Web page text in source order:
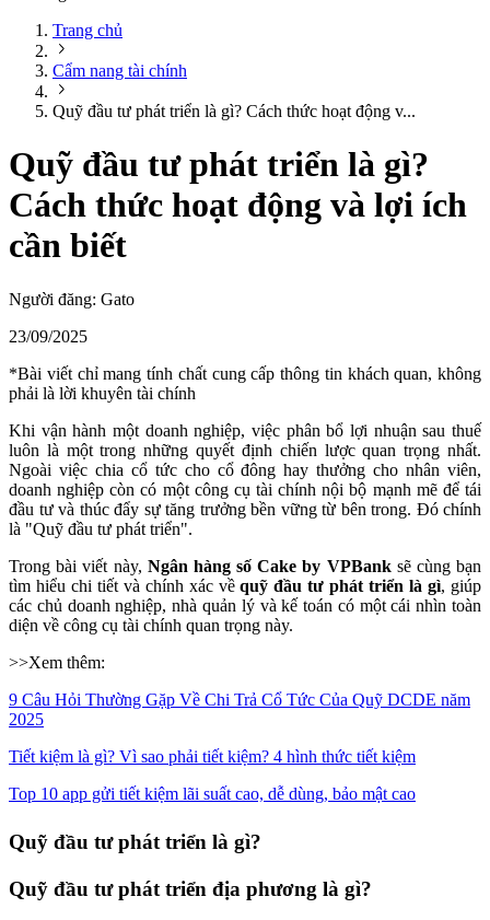
Trang chủ
Cẩm nang tài chính
Quỹ đầu tư phát triển là gì? Cách thức hoạt động v...
Quỹ đầu tư phát triển là gì?
Cách thức hoạt động và lợi ích
cần biết
Người đăng: Gato
23/09/2025
*Bài viết chỉ mang tính chất cung cấp thông tin khách quan, không
phải là lời khuyên tài chính
Khi vận hành một doanh nghiệp, việc phân bổ lợi nhuận sau thuế
luôn là một trong những quyết định chiến lược quan trọng nhất.
Ngoài việc chia cổ tức cho cổ đông hay thưởng cho nhân viên,
doanh nghiệp còn có một công cụ tài chính nội bộ mạnh mẽ để tái
đầu tư và thúc đẩy sự tăng trưởng bền vững từ bên trong. Đó chính
là "Quỹ đầu tư phát triển".
Trong bài viết này, Ngân hàng số Cake by VPBank sẽ cùng bạn
tìm hiểu chi tiết và chính xác vềquỹ đầu tư phát triển là gì, giúp
các chủ doanh nghiệp, nhà quản lý và kế toán có một cái nhìn toàn
diện về công cụ tài chính quan trọng này.
>>Xem thêm:
9 Câu Hỏi Thường Gặp Về Chi Trả Cổ Tức Của Quỹ DCDE năm
2025
Tiết kiệm là gì? Vì sao phải tiết kiệm? 4 hình thức tiết kiệm
Top 10 app gửi tiết kiệm lãi suất cao, dễ dùng, bảo mật cao
Quỹ đầu tư phát triển là gì?
Quỹ đầu tư phát triển địa phương là gì?